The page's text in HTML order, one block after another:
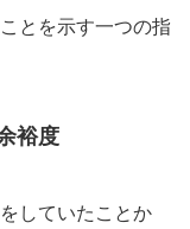
とを示す一つの指
裕度
していたことか